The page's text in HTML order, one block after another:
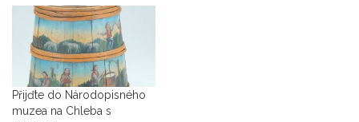
Přijďte do Národopisného
muzea na Chleba s